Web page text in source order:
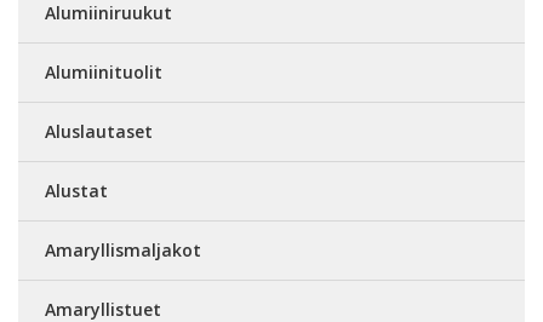
Alumiiniruukut
Alumiinituolit
Aluslautaset
Alustat
Amaryllismaljakot
Amaryllistuet